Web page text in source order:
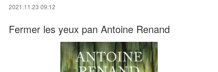
2021.11.23 09:12
Fermer les yeux pan Antoine Renand